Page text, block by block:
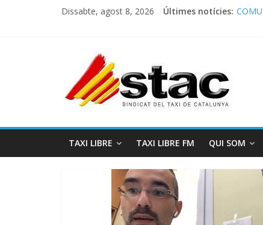
Dissabte, agost 8, 2026 Últimes notícies:
TAXI LIBRE TAXI LIBRE FM QUI SOM